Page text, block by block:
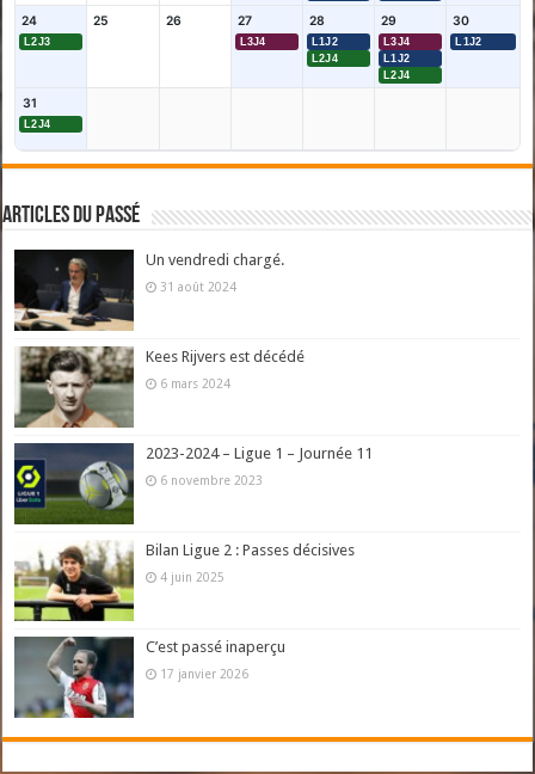
24
L2J3
25 26 27
L3J4
28
L1J2
L2J4
29
L3J4
L1J2
L2J4
30
L1J2
31
L2J4
Articles du passé
Un vendredi chargé.
31 août 2024
Kees Rijvers est décédé
6 mars 2024
2023-2024 – Ligue 1 – Journée 11
6 novembre 2023
Bilan Ligue 2 : Passes décisives
4 juin 2025
C’est passé inaperçu
17 janvier 2026